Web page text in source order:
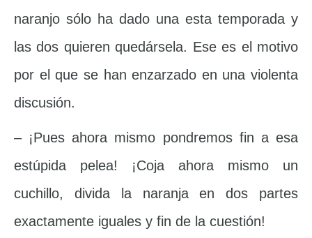
naranjo sólo ha dado una esta temporada y
las dos quieren quedársela. Ese es el motivo
por el que se han enzarzado en una violenta
discusión.
– ¡Pues ahora mismo pondremos fin a esa
estúpida pelea! ¡Coja ahora mismo un
cuchillo, divida la naranja en dos partes
exactamente iguales y fin de la cuestión!